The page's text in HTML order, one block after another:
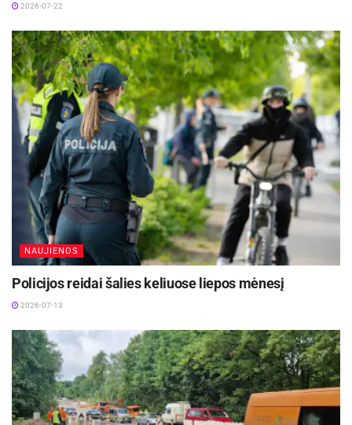
2026-07-22
NAUJIENOS
Policijos reidai šalies keliuose liepos mėnesį
2026-07-13